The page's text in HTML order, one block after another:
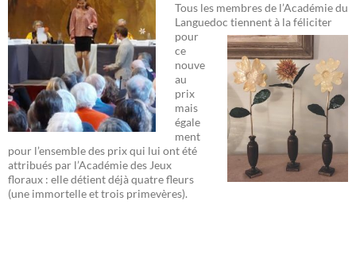
Tous les membres de l’Académie du
Languedoc tiennent à la féliciter
pour
ce
nouve
au
prix
mais
égale
ment
pour l’ensemble des prix qui lui ont été
attribués par l’Académie des Jeux
floraux : elle détient déjà quatre fleurs
(une immortelle et trois primevères).